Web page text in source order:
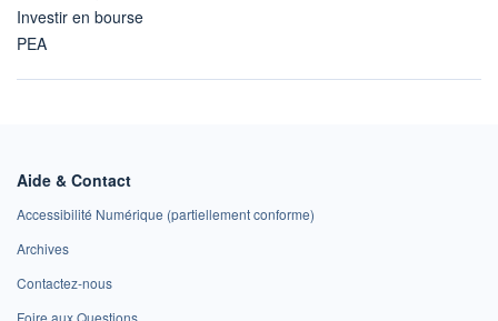
Investir en bourse
PEA
Aide & Contact
Accessibilité Numérique (partiellement conforme)
Archives
Contactez-nous
Foire aux Questions